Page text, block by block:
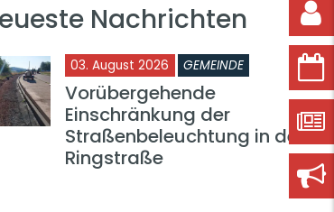
Nachrichten
03. August 2026 GEMEINDE
Vorübergehende
Einschränkung der
Straßenbeleuchtung in der
Ringstraße